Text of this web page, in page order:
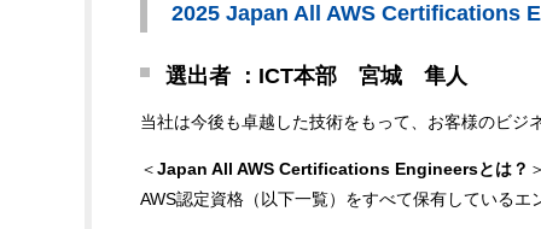
2025 Japan All AWS Certifications
選出者 ：ICT本部 宮城 隼人
当社は今後も卓越した技術をもって、お客様のビジ
＜Japan All AWS Certifications Engineersとは？
AWS認定資格（以下一覧）をすべて保有している